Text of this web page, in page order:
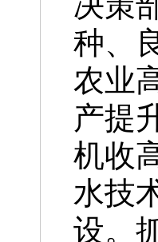
种、
农业
产提
机收
水技
设。